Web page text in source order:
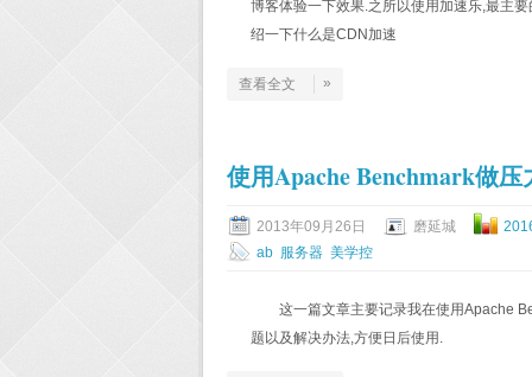
博客体验一下效果.之所以使用加速乐,最主
绍一下什么是CDN加速
查看全文 »
使用Apache Benchmark做
2013年09月26日 磨延城
ab 服务器 美学控
这一篇文章主要记录我在使用Apache
题以及解决办法,方便日后使用.